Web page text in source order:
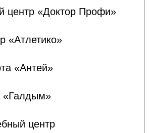
центр «Доктор Профи»
«Атлетико»
«Антей»
«Галдым»
центр